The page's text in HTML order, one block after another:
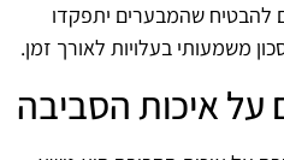
להבטיח שהמבערים יתפקדו
משמעותי בעלויות לאורך זמן.
איכות הסביבה